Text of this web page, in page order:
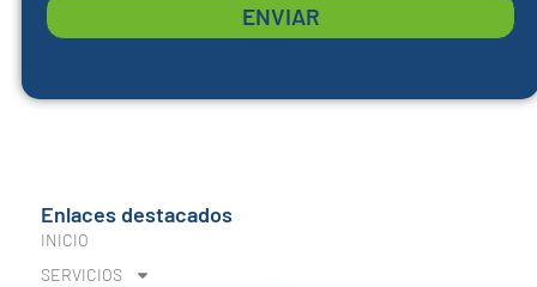
ENVIAR
Enlaces destacados
INICIO
SERVICIOS